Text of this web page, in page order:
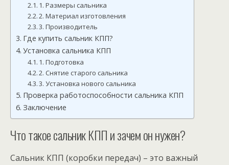
1. Размеры сальника
2. Материал изготовления
3. Производитель
Где купить сальник КПП?
Установка сальника КПП
1. Подготовка
2. Снятие старого сальника
3. Установка нового сальника
Проверка работоспособности сальника КПП
Заключение
Что такое сальник КПП и зачем он нужен?
Сальник КПП (коробки передач) – это важный